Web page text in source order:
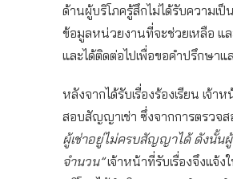
ด้านผู้บริโภครู้สึกไม่ได้รับความเ
ข้อมูลหน่วยงานที่จะช่วยเหลือ แ
และได้ติดต่อไปเพื่อขอคำปรึกษาแ
หลังจากได้รับเรื่องร้องเรียน เ
สอบสัญญาเช่า ซึ่งจากการตรวจ
ผู้เช่าอยู่ไม่ครบสัญญาได้ ดังนั้นผู้
จำนวน”เจ้าหน้าที่รับเรื่องจึงแจ้